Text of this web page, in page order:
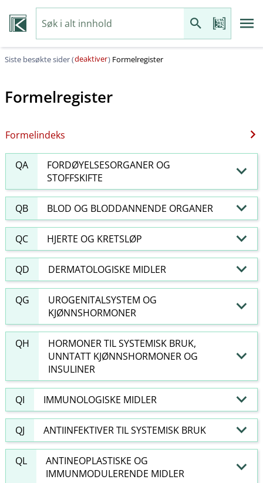
Siste besøkte sider (deaktiver) Formelregister
Formelregister
Formelindeks
QA
FORDØYELSESORGANER OG
STOFFSKIFTE
QB BLOD OG BLODDANNENDE ORGANER
QC HJERTE OG KRETSLØP
QD DERMATOLOGISKE MIDLER
QG
UROGENITALSYSTEM OG
KJØNNSHORMONER
QH
HORMONER TIL SYSTEMISK BRUK,
UNNTATT KJØNNSHORMONER OG
INSULINER
QI IMMUNOLOGISKE MIDLER
QJ ANTIINFEKTIVER TIL SYSTEMISK BRUK
QL
ANTINEOPLASTISKE OG
IMMUNMODULERENDE MIDLER